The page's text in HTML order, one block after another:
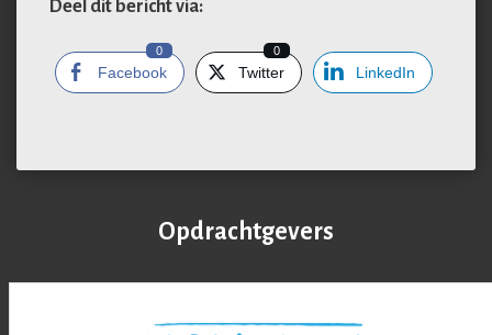
Deel dit bericht via:
Facebook
0
Twitter
0
LinkedIn
Opdrachtgevers